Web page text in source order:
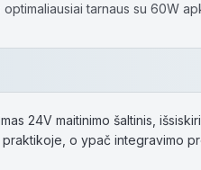
tarnaus su 60W
24V maitinimo šaltinis,
praktikoje, o ypač integravimo